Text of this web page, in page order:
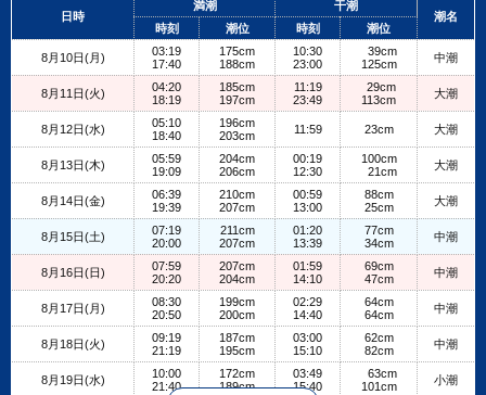
日時
満潮
干潮
潮名
時刻
潮位 時刻 潮位
8月10日(月)
03:19
17:40
175cm
188cm
10:30
23:00
39cm
125cm
中潮
8月11日(火)
04:20
18:19
185cm
197cm
11:19
23:49
29cm
113cm
大潮
8月12日(水)
05:10
18:40
196cm
203cm
11:59 23cm 大潮
8月13日(木)
05:59
19:09
204cm
206cm
00:19
12:30
100cm
21cm
大潮
8月14日(金)
06:39
19:39
210cm
207cm
00:59
13:00
88cm
25cm
大潮
8月15日(土)
07:19
20:00
211cm
207cm
01:20
13:39
77cm
34cm
中潮
8月16日(日)
07:59
20:20
207cm
204cm
01:59
14:10
69cm
47cm
中潮
8月17日(月)
08:30
20:50
199cm
200cm
02:29
14:40
64cm
64cm
中潮
8月18日(火)
09:19
21:19
187cm
195cm
03:00
15:10
62cm
82cm
中潮
8月19日(水)
10:00
21:40
172cm
189cm
03:49
15:40
63cm
101cm
小潮